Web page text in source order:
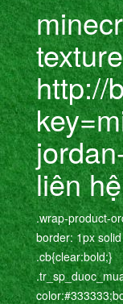
http://
liên
.wrap-product-
border: 1px
.cb{clear:bold;}